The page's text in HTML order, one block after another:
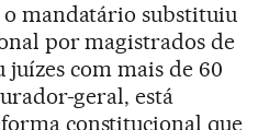
mandatário substituiu
por magistrados de
juízes com mais de 60
geral, está
constitucional que